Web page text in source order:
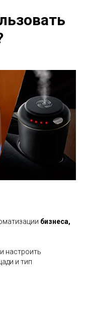
бизнеса,
настроить
и тип